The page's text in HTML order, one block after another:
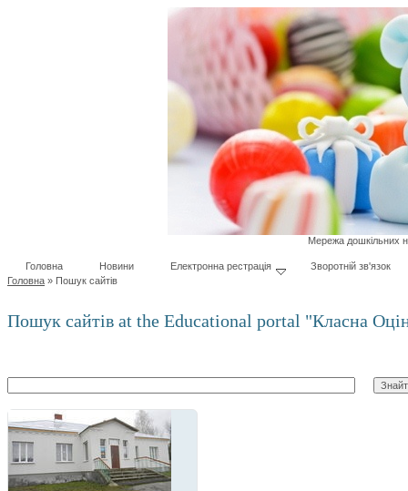
Мережа дошкільних
Головна Новини Електронна рестрація
Зворотній зв'язок
Головна » Пошук сайтів
Пошук сайтів at the Educational portal "Класна